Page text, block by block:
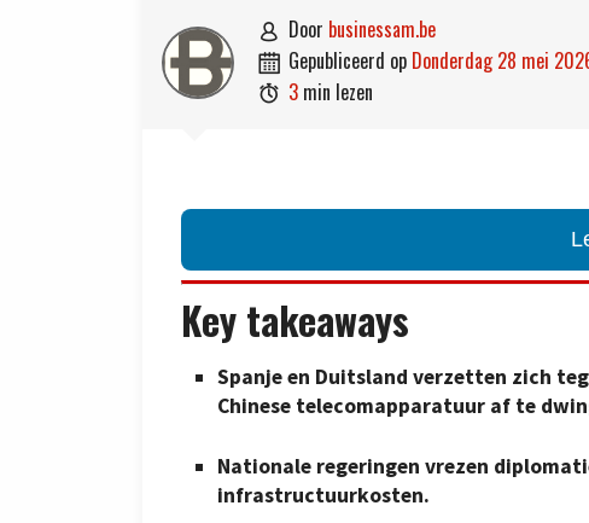
 door businessam.be
 gepubliceerd op donderdag 28 mei
 3 min lezen
Key takeaways
Spanje en Duitsland verzetten zich
Chinese telecomapparatuur af te
Nationale regeringen vrezen
infrastructuurkosten.